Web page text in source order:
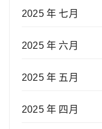
2025 年 七月
2025 年 六月
2025 年 五月
2025 年 四月